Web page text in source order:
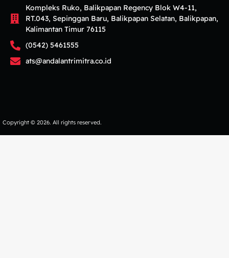
Kompleks Ruko, Balikpapan Regency Blok W4-11,
RT.043, Sepinggan Baru, Balikpapan Selatan, Balikpapan,
Kalimantan Timur 76115
(0542) 5461555
ats@andalantrimitra.co.id
Copyright © 2026. All rights reserved.